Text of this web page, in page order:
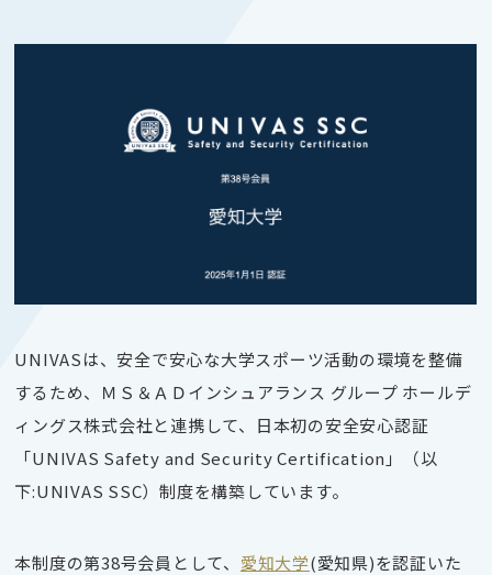
UNIVASは、安全で安心な大学スポーツ活動の環境を整備
するため、ＭＳ＆ＡＤインシュアランス グループ ホールデ
ィングス株式会社と連携して、日本初の安全安心認証
「UNIVAS Safety and Security Certification」（以
下:UNIVAS SSC）制度を構築しています。
本制度の第38号会員として、 愛知大学(愛知県)を認証いた